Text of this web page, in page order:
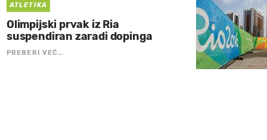
ATLETIKA
Olimpijski prvak iz Ria
suspendiran zaradi dopinga
PREBERI VEČ…